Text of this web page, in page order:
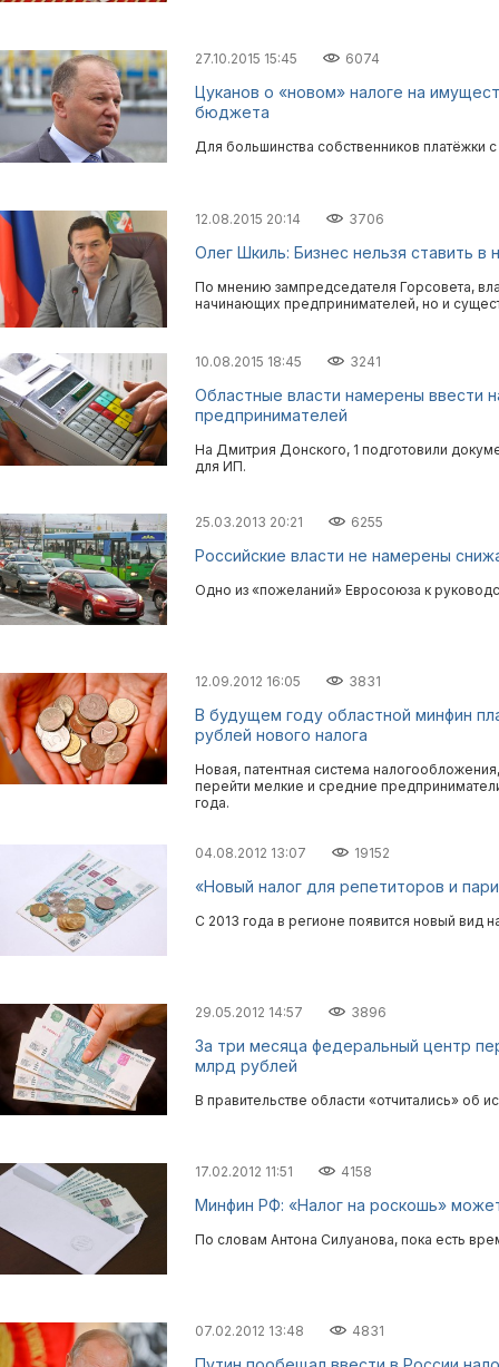
27.10.2015 15:45 6074
Цуканов о «новом» налоге на
бюджета
Для большинства собственников платёжки
12.08.2015 20:14 3706
Олег Шкиль: Бизнес нельзя ставить в
По мнению зампредседателя Горсовета,
начинающих предпринимателей, но и
10.08.2015 18:45 3241
Областные власти намерены ввести
предпринимателей
На Дмитрия Донского, 1 подготовили
для ИП.
25.03.2013 20:21 6255
Российские власти не намерены
Одно из «пожеланий» Евросоюза к
12.09.2012 16:05 3831
В будущем году областной минфин
рублей нового налога
Новая, патентная система
перейти мелкие и средние
года.
04.08.2012 13:07 19152
«Новый налог для репетиторов и
С 2013 года в регионе появится новый вид
29.05.2012 14:57 3896
За три месяца федеральный центр
млрд рублей
В правительстве области «отчитались» об
17.02.2012 11:51 4158
Минфин РФ: «Налог на роскошь»
По словам Антона Силуанова, пока есть
07.02.2012 13:48 4831